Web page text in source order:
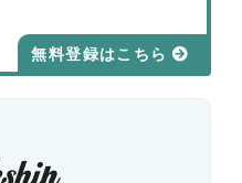
無料登録はこちら